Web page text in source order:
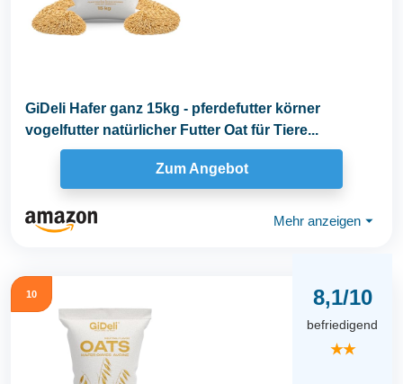
GiDeli Hafer ganz 15kg - pferdefutter körner
vogelfutter natürlicher Futter Oat für Tiere...
Zum Angebot
Mehr anzeigen ⏷
10 8,1/10
befriedigend
★★